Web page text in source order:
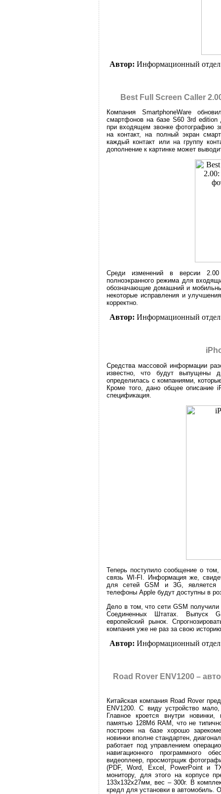
Автор: Информационный отдел
Best Full Screen Caller
Компания SmartphoneWare
смартфонов на базе S60 3rd edition
при входящем звонке фотографию
на контакт, на полный экран
каждый контакт или на группу
дополнение к картинке может
Среди изменений в версии
полноэкранного режима для
обозначающие домашний и
некоторые исправления и
корректно.
Автор: Информационный отдел
Средства массовой информации
известно, что будут выпущены
определилась с компаниями,
Кроме того, дано общее описание
спецификация.
Теперь поступило сообщение о
связь WI-FI. Информация же,
для сетей GSM и 3G, является
телефоны Apple будут доступны в
Дело в том, что сети GSM
Соединенных Штатах. Выпуск
европейский рынок.
компания уже не раз за свою
Автор: Информационный отдел
Road Rover ENV1200 –
Китайская компания Road Rover
ENV1200. С виду устройство
Главное кроется внутри
памятью 128Мб RAM, что не
построен на базе хорошо
новинки вполне стандартен,
работает под управлением
навигационного программного
видеоплеер, просмотрщик
(PDF, Word, Excel, PowerPoint и
монитору, для этого на корпусе
133x132x27мм, вес – 300г. В
кредл для установки в автомобиль.